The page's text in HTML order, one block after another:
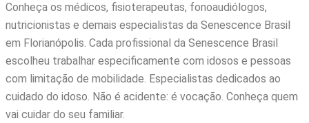
Conheça os médicos, fisioterapeutas, fonoaudiólogos,
nutricionistas e demais especialistas da Senescence Brasil
em Florianópolis. Cada profissional da Senescence Brasil
escolheu trabalhar especificamente com idosos e pessoas
com limitação de mobilidade. Especialistas dedicados ao
cuidado do idoso. Não é acidente: é vocação. Conheça quem
vai cuidar do seu familiar.